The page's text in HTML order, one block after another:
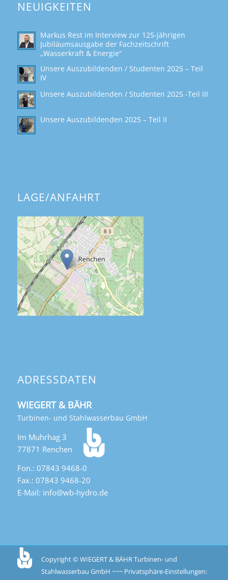
NEUIGKEITEN
Markus Rest im Interview zur 125-jährigen
Jubiläumsausgabe der Fachzeitschrift
„Wasserkraft & Energie“
Unsere Auszubildenden / Studenten 2025 – Teil
IV
Unsere Auszubildenden / Studenten 2025 -Teil III
Unsere Auszubildenden 2025 – Teil II
LAGE/ANFAHRT
ADRESSDATEN
WIEGERT & BÄHR
Turbinen- und Stahlwasserbau GmbH
Im Muhrhag 3
77871 Renchen
Fon.: 07843 9468-0
Fax.: 07843 9468-20
E-Mail: info@wb-hydro.de
Copyright © WIEGERT & BÄHR Turbinen- und
Stahlwasserbau GmbH ~~~ Privatsphäre-Einstellungen: